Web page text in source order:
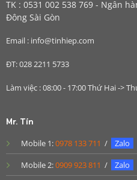
TK : 0531 002 538 769 - Ngân
Đông Sài Gòn
Email : info@tinhiep.com
ĐT: 028 2211 5733
Làm việc : 08:00 - 17:00 Thứ Hai ->
Mr. Tín
Mobile 1:0978 133 711 /
Zalo
Mobile 2:0909 923 811 /
Zalo